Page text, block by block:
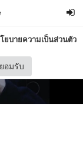
ยบายความเป็นส่วนตัว
อมรับ